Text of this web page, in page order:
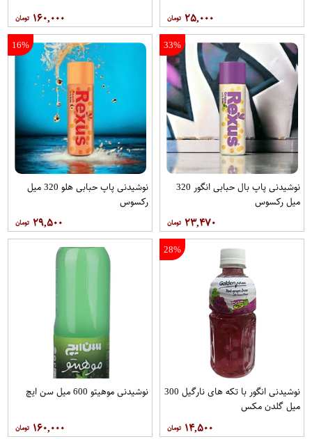
۲۵,۰۰۰ ۱۶۰,۰۰۰
33%
نوشیدنی پاپ بال حبابی انگور 320
میل رکسوس
۲۳,۴۷۰
16%
نوشیدنی پاپ حبابی هلو 320 میل
رکسوس
۲۹,۵۰۰
28%
نوشیدنی انگور با تکه های نارگیل 300
میل گلدن مکس
۱۴,۵۰۰
نوشیدنی موهیتو 600 میل سن ایچ
۱۶۰,۰۰۰